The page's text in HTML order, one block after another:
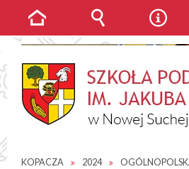
KOPACZA
2024
Strona
główna